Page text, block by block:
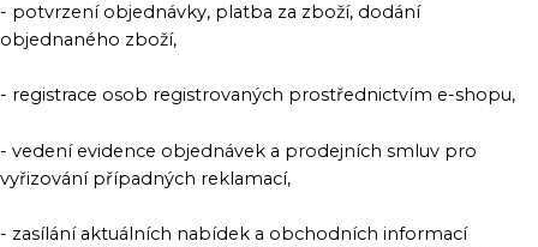
- potvrzení objednávky, platba za zboží, dodání
objednaného zboží,
- registrace osob registrovaných prostřednictvím e-shopu,
- vedení evidence objednávek a prodejních smluv pro
vyřizování případných reklamací,
- zasílání aktuálních nabídek a obchodních informací